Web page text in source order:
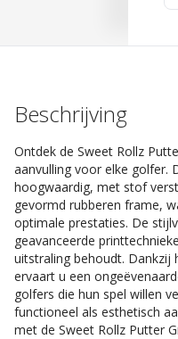
Beschrijving
Ontdek de Sweet Rollz
aanvulling voor elke golfer.
hoogwaardig, met stof
gevormd rubberen frame,
optimale prestaties. De
geavanceerde
uitstraling behoudt.
ervaart u een
golfers die hun spel willen
functioneel als esthetisch
met de Sweet Rollz Putter